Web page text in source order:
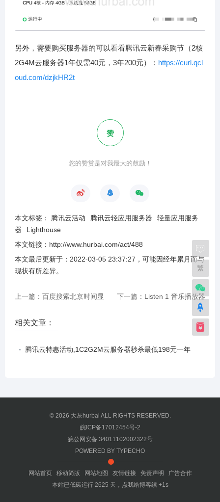
另外，需要购买服务器的可以看看腾讯云新春采购节（2核
2G4M云服务器1年仅需40元，3年200元）： https://curl.qcl
oud.com/dzjkHR2t
赞
您的赞赏是对我最大的鼓励！
本文标签： 腾讯云活动 腾讯云轻应用服务器
轻量应用服务
器
Lighthouse
本文链接： http://www.hurbai.com/act/488
本文最后更新于： 2022-03-05 23:37:27 ，可能因经年累月而与
现状有所差异。
上一篇：百度搜索北京时间显
显示北京时间修改教程
下一篇：Listen 1 音乐播放器
畅听全网音乐
相关文章：
腾讯云特惠活动,1C2G2M云服务器秒杀最低198元一年
© 2026 大灰hurbai ALL RIGHTS RESERVED.
皖ICP备17012454号-2
皖公网安备 34011102002322号
POWERED BY TYPECHO
网站首页 移动简版 网站地图 友情链接 免责声明
广告合作
本站已低碳运行2625 天， 点我给博客续 +1s
繁